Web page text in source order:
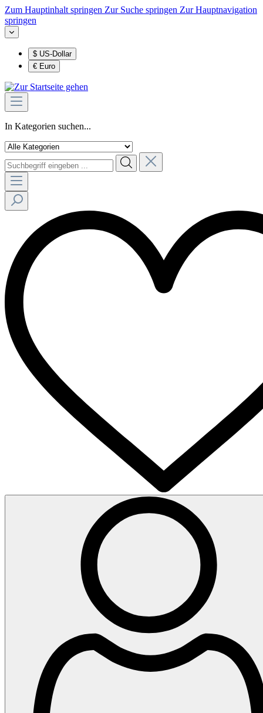
Zum Hauptinhalt springen Zur Suche springen Zur Hauptnavigation
springen
$ US-Dollar
€ Euro
In Kategorien suchen...